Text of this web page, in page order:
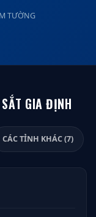
TƯỜNG
SẮT GIA ĐỊNH
CÁC TỈNH KHÁC (7)